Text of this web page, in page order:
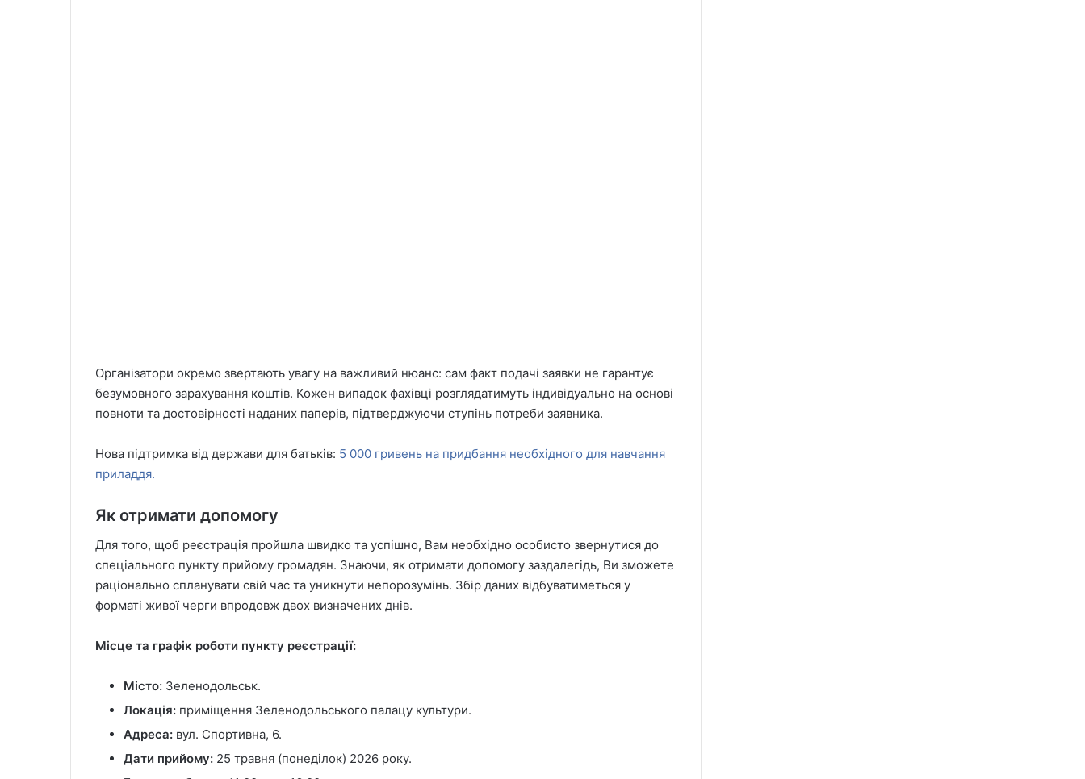
Організатори окремо звертають увагу на важливий нюанс: сам факт подачі заявки не гарантує
безумовного зарахування коштів. Кожен випадок фахівці розглядатимуть індивідуально на основі
повноти та достовірності наданих паперів, підтверджуючи ступінь потреби заявника.
Нова підтримка від держави для батьків: 5 000 гривень на придбання необхідного для навчання
приладдя.
Як отримати допомогу
Для того, щоб реєстрація пройшла швидко та успішно, Вам необхідно особисто звернутися до
спеціального пункту прийому громадян. Знаючи, як отримати допомогу заздалегідь, Ви зможете
раціонально спланувати свій час та уникнути непорозумінь. Збір даних відбуватиметься у
форматі живої черги впродовж двох визначених днів.
Місце та графік роботи пункту реєстрації:
Місто: Зеленодольськ.
Локація: приміщення Зеленодольського палацу культури.
Адреса: вул. Спортивна, 6.
Дати прийому: 25 травня (понеділок) 2026 року.